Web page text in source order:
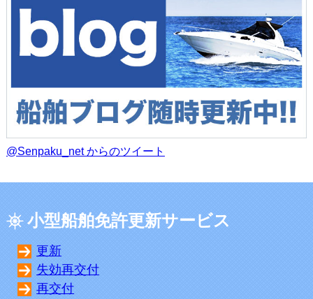
@Senpaku_net からのツイート
小型船舶免許更新サービス
更新
失効再交付
再交付